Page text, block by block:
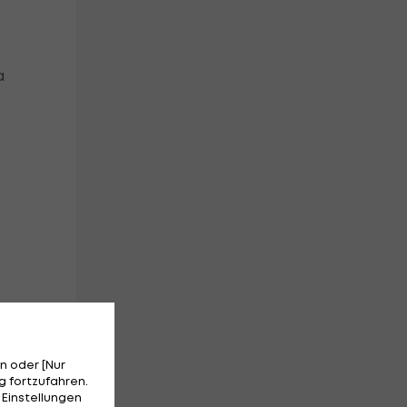
oder [Nur
fortzufahren.